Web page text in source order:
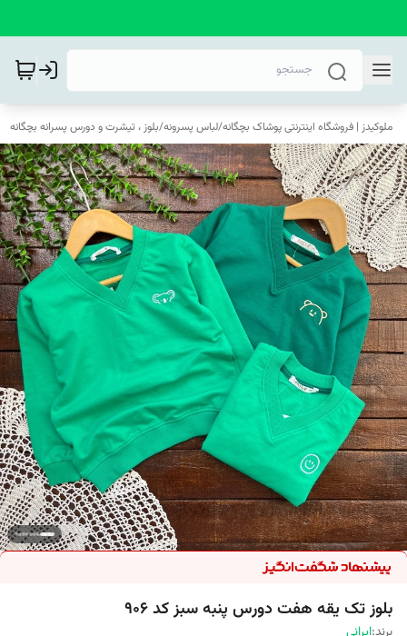
ملوکیدز | فروشگاه اینترنتی پوشاک بچگانه/لباس پسرونه/بلوز ، تیشرت و دورس پسرانه بچگانه
بلوز تک یقه هفت دورس پنبه سبز کد ۹۰۶